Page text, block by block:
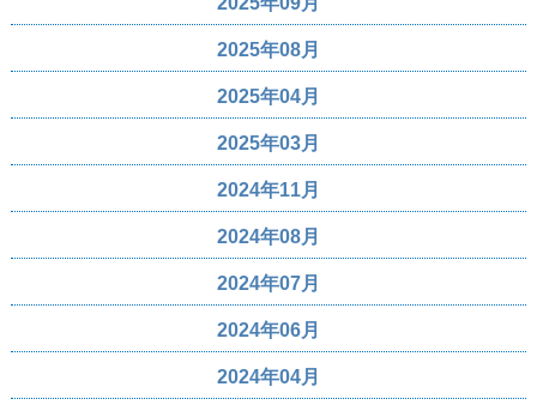
2025年08月
2025年04月
2025年03月
2024年11月
2024年08月
2024年07月
2024年06月
2024年04月